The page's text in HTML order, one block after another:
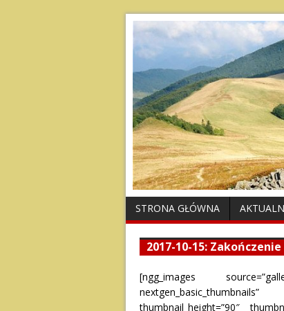
STRONA GŁÓWNA
2017-10-15:
[ngg_images
nextgen_basic_thumbnails”
thumbnail_height=”90″